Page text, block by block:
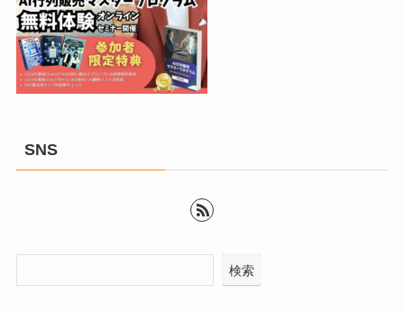
SNS
検索